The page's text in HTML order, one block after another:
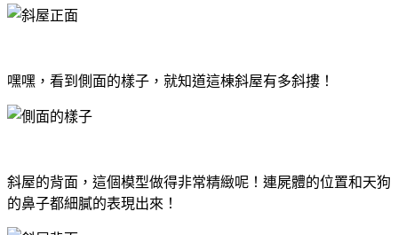
嘿嘿，看到側面的樣子，就知道這棟斜屋有多斜摟！
斜屋的背面，這個模型做得非常精緻呢！連屍體的位置和天狗
的鼻子都細膩的表現出來！